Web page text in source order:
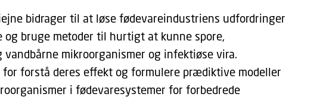
bidrager til at løse fødevareindustriens udfordringer
bruge metoder til hurtigt at kunne spore,
mikroorganismer og infektiøse vira.
forstå deres effekt og formulere prædiktive modeller
i fødevaresystemer for forbedrede